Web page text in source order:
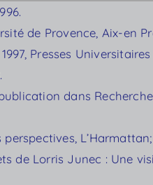
de Provence, Aix-en
Presses Universitaires
dans
L’Harmattan;
de Lorris Junec : Une